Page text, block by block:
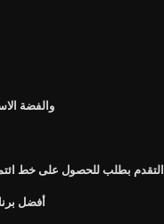
والفضة
التقدم بطلب للحصول على خط
أفضل